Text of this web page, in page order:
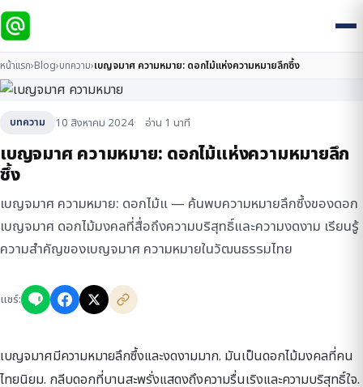
หน้าแรก›Blog›บทความ›เบญจมาศ ความหมาย: ดอกไม้แห่งความหมายลึกซึ้ง
บทความ 10 สิงหาคม 2024 อ่าน 1 นาที
เบญจมาศ ความหมาย: ดอกไม้แห่งความหมายลึก
ซึ้ง
เบญจมาศ ความหมาย: ดอกไม้แ — ค้นพบความหมายลึกซึ้งของดอก
เบญจมาศ ดอกไม้มงคลที่สื่อถึงความบริสุทธิ์และความงดงาม เรียนรู้
ความสำคัญของเบญจมาศ ความหมายในวัฒนธรรมไทย
แชร์:
เบญจมาศมีความหมายลึกซึ้งและงดงามมาก. มันเป็นดอกไม้มงคลที่คน
ไทยนิยม. กลีบดอกที่บานสะพรั่งแสดงถึงความรื่นเริงและความบริสุทธิ์ใจ.